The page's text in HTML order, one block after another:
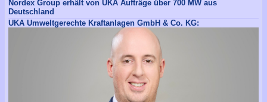
Nordex Group erhält von UKA Aufträge über 700 MW aus
Deutschland
UKA Umweltgerechte Kraftanlagen GmbH & Co. KG: